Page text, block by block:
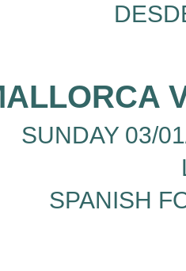
SUNDAY 03/
SPANISH